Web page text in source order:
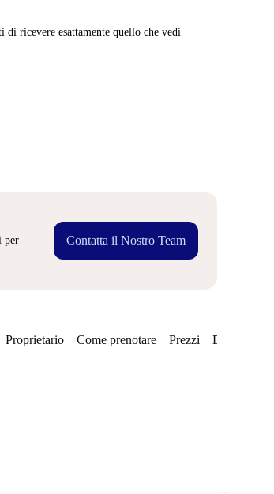
di ricevere esattamente quello che vedi
per
Contatta il Nostro Team
Proprietario Come prenotare Prezzi Disponibilità